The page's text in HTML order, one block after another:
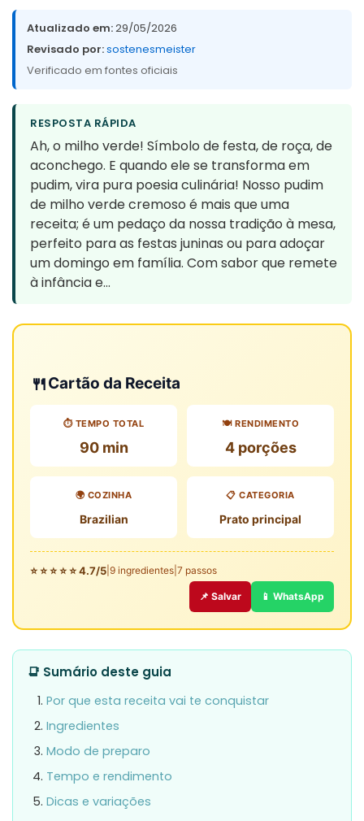
Atualizado em:29/05/2026
Revisado por:sostenesmeister
Verificado em fontes oficiais
RESPOSTA RÁPIDA
Ah, o milho verde! Símbolo de festa, de roça, de
aconchego. E quando ele se transforma em
pudim, vira pura poesia culinária! Nosso pudim
de milho verde cremoso é mais que uma
receita; é um pedaço da nossa tradição à mesa,
perfeito para as festas juninas ou para adoçar
um domingo em família. Com sabor que remete
à infância e…
🍴Cartão da Receita
⏱️ TEMPO TOTAL
90 min
🍽️ RENDIMENTO
4 porções
🌍 COZINHA
Brazilian
📋 CATEGORIA
Prato principal
⭐ ⭐ ⭐ ⭐ ⭐ 4.7/5 9 ingredientes 7 passos
📌 Salvar 📱 WhatsApp
📑 Sumário deste guia
Por que esta receita vai te conquistar
Ingredientes
Modo de preparo
Tempo e rendimento
Dicas e variações